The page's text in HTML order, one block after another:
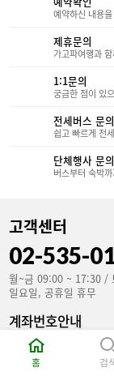
예약하신 내용
제휴문의
가고파여행과
1:1문의
궁금한 점이 있
전세버스 문의
쉽고 빠르게 전
단체행사 문의
버스부터 숙박
고객센터
02-535-
월~금 09:00 ~ 17:30 /
일요일, 공휴일 휴무
계좌번호안내
국민은행(예금주 : 가고
853801-04-
홈 검